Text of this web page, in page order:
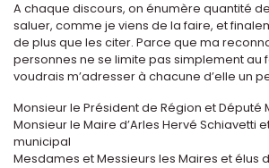
A chaque discours, on énumère quantité
saluer, comme je viens de la faire, et
de plus que les citer. Parce que ma
personnes ne se limite pas simplement au
voudrais m’adresser à chacune d’elle un
Monsieur le Président de Région et Député
Monsieur le Maire d’Arles Hervé Schiavetti
municipal
Mesdames et Messieurs les Maires et élus